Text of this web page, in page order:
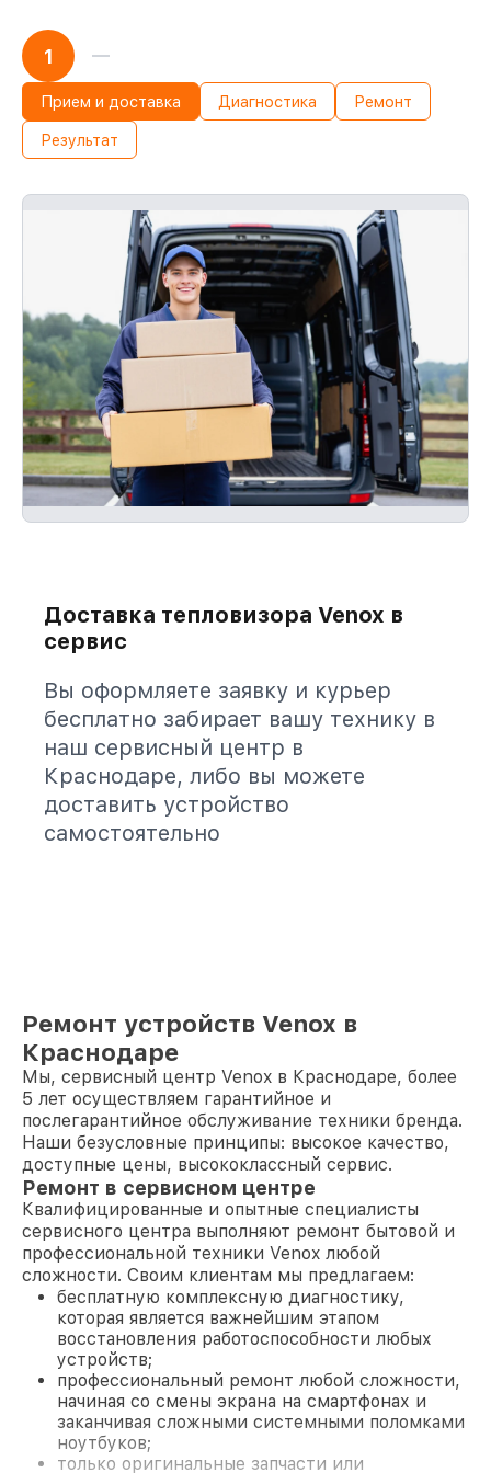
1
Прием и доставка Диагностика Ремонт
Результат
Доставка тепловизора Venox в
сервис
Вы оформляете заявку и курьер
бесплатно забирает вашу технику в
наш сервисный центр в
Краснодаре, либо вы можете
доставить устройство
самостоятельно
Ремонт устройств Venox в
Краснодаре
Мы, сервисный центр Venox в Краснодаре, более
5 лет осуществляем гарантийное и
послегарантийное обслуживание техники бренда.
Наши безусловные принципы: высокое качество,
доступные цены, высококлассный сервис.
Ремонт в сервисном центре
Квалифицированные и опытные специалисты
сервисного центра выполняют ремонт бытовой и
профессиональной техники Venox любой
сложности. Своим клиентам мы предлагаем:
бесплатную комплексную диагностику,
которая является важнейшим этапом
восстановления работоспособности любых
устройств;
профессиональный ремонт любой сложности,
начиная со смены экрана на смартфонах и
заканчивая сложными системными поломками
ноутбуков;
только оригинальные запчасти или